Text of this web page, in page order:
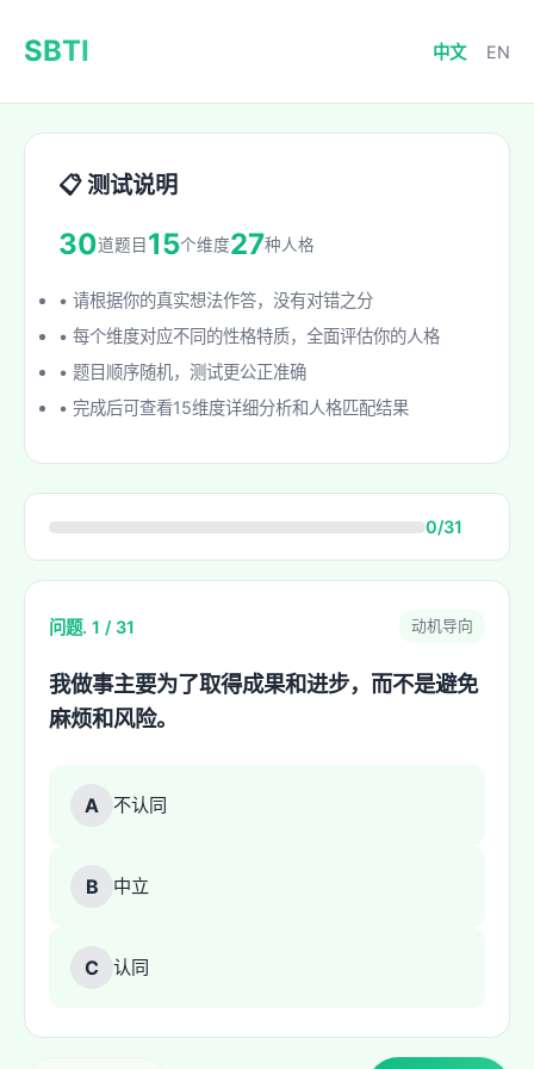
SBTI 中文 EN
📋 测试说明
30道题目15个维度27种人格
• 请根据你的真实想法作答，没有对错之分
• 每个维度对应不同的性格特质，全面评估你的人格
• 题目顺序随机，测试更公正准确
• 完成后可查看15维度详细分析和人格匹配结果
0/31
问题. 1 / 31 动机导向
我做事主要为了取得成果和进步，而不是避免
麻烦和风险。
A 不认同
B 中立
C 认同